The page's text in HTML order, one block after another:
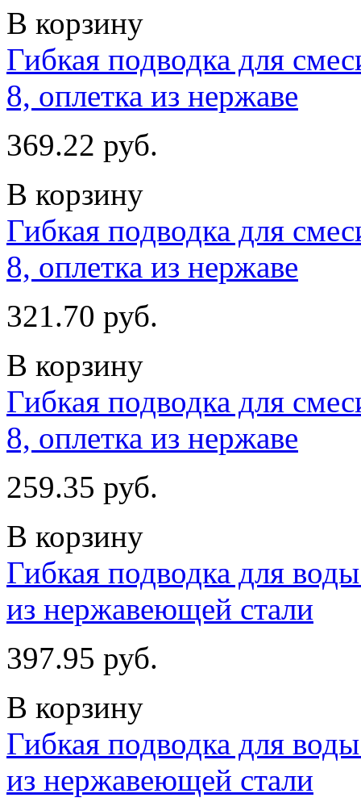
В корзину
Гибкая подводка для
8, оплетка из нержаве
369.22 руб.
В корзину
Гибкая подводка для
8, оплетка из нержаве
321.70 руб.
В корзину
Гибкая подводка для
8, оплетка из нержаве
259.35 руб.
В корзину
Гибкая подводка для
из нержавеющей стали
397.95 руб.
В корзину
Гибкая подводка для
из нержавеющей стали